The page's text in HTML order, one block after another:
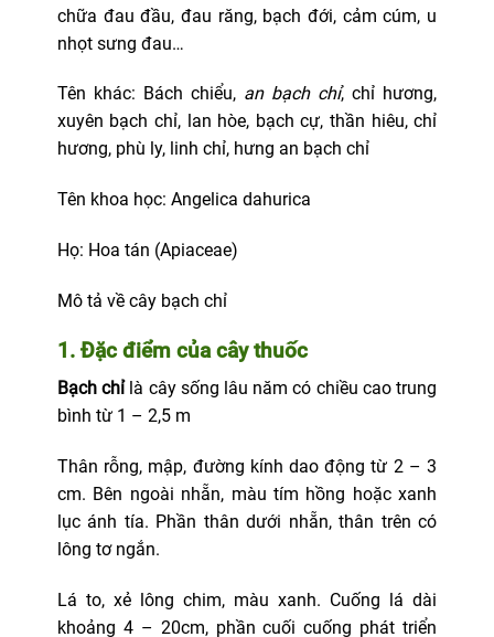
chữa đau đầu, đau răng, bạch đới, cảm cúm, u
nhọt sưng đau…
Tên khác: Bách chiểu, an bạch chỉ, chỉ hương,
xuyên bạch chỉ, lan hòe, bạch cự, thần hiêu, chỉ
hương, phù ly, linh chỉ, hưng an bạch chỉ
Tên khoa học: Angelica dahurica
Họ: Hoa tán (Apiaceae)
Mô tả về cây bạch chỉ
1. Đặc điểm của cây thuốc
Bạch chỉlà cây sống lâu năm có chiều cao trung
bình từ 1 – 2,5 m
Thân rỗng, mập, đường kính dao động từ 2 – 3
cm. Bên ngoài nhẵn, màu tím hồng hoặc xanh
lục ánh tía. Phần thân dưới nhẵn, thân trên có
lông tơ ngắn.
Lá to, xẻ lông chim, màu xanh. Cuống lá dài
khoảng 4 – 20cm, phần cuối cuống phát triển